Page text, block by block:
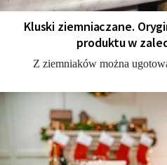
Kluski ziemniaczane.
produktu w
Z ziemniaków można